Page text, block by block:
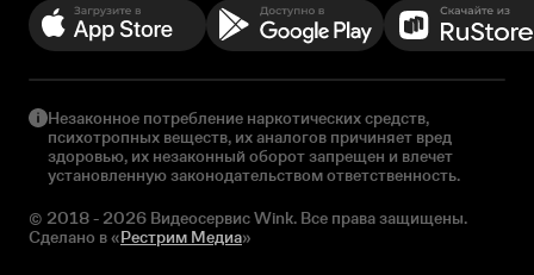
Незаконное потребление наркотических средств,
психотропных веществ, их аналогов причиняет вред
здоровью, их незаконный оборот запрещен и влечет
установленную законодательством ответственность.
© 2018 - 2026 Видеосервис Wink. Все права защищены.
Сделано в «Рестрим Медиа»